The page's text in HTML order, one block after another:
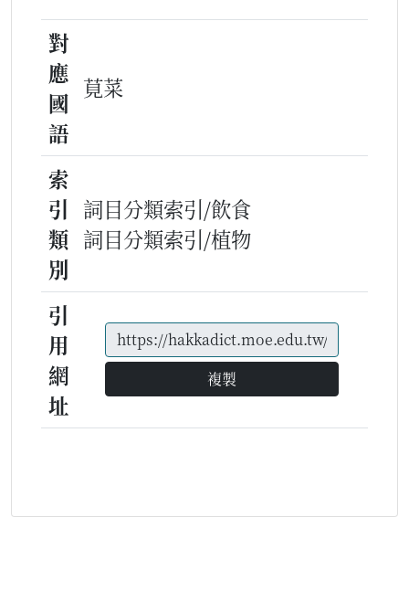
對
應
國
語
莧菜
索
引
類
別
詞目分類索引/飲食
詞目分類索引/植物
引
用
網
址
複製